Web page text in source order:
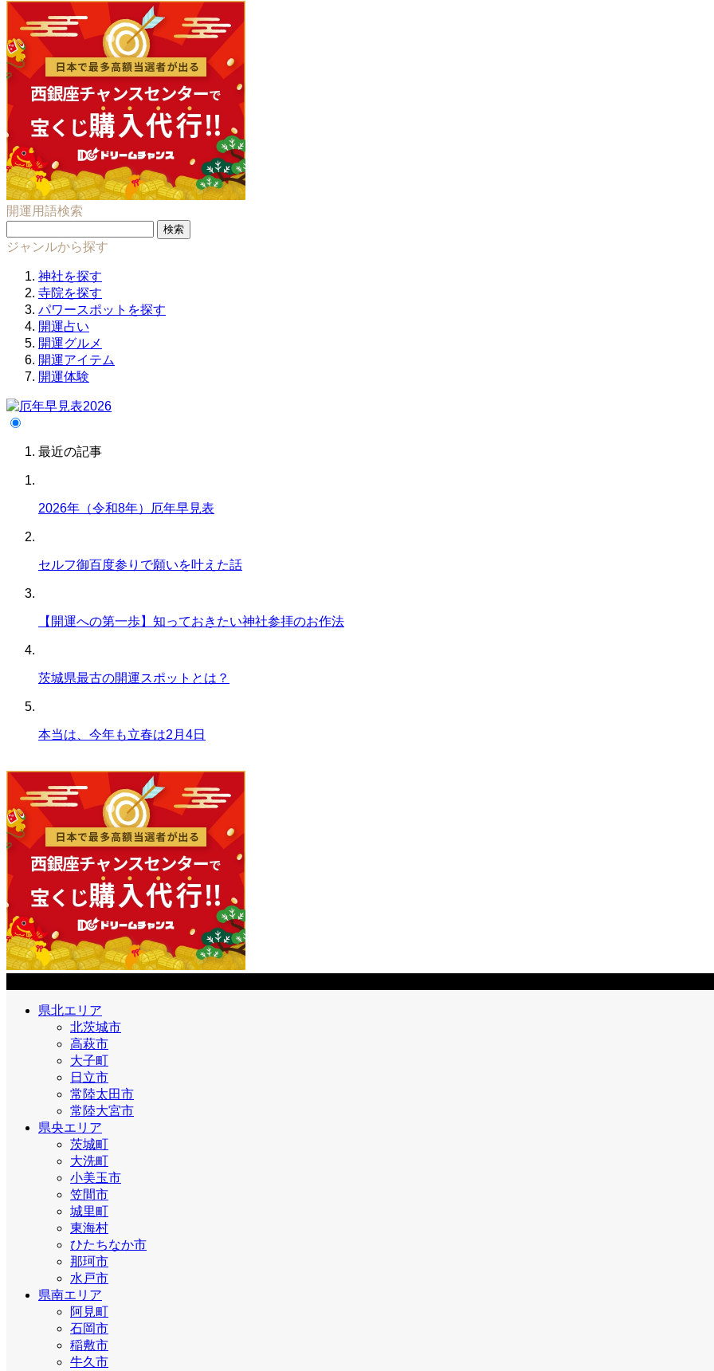
開運用語検索
索:
ジャンルから探す
神社を探す
寺院を探す
パワースポットを探す
開運占い
開運グルメ
開運アイテム
開運体験
最近の記事
2026年（令和8年）厄年早見表
セルフ御百度参りで願いを叶えた話
【開運への第一歩】知っておきたい神社参拝のお作法
茨城県最古の開運スポットとは？
本当は、今年も立春は2月4日
県北エリア
北茨城市
高萩市
大子町
日立市
常陸太田市
常陸大宮市
県央エリア
茨城町
大洗町
小美玉市
笠間市
城里町
東海村
ひたちなか市
那珂市
水戸市
県南エリア
阿見町
石岡市
稲敷市
牛久市